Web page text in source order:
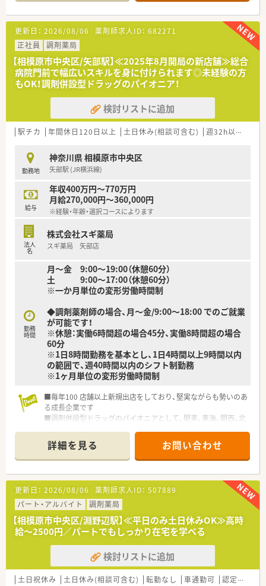
≪働きやすさ≫
■年間休日122日とワークライフバランスも安定！
エリアマネージャーやラウンダーがヘルプに入ることにより、
現場ではお休みが取りやすい体制となっています。
■産休・育休取得率100％！近年では男性薬剤師の育休取得実績
も増えています。
■育児短時間制度はお子様が4歳になるまで利用いただけ、子育
てしやすい職場環境を目指しています。
＊＊＊＊＊こんな方におすすめ＊＊＊＊＊
■総合病院門前、クリニック門前、在宅強化型など、様々な環境
で薬剤師としてのスキルを磨きたい方
■薬剤師は正社員1名とパート2名で構成されており、医療事務2
名を含めた5名体制で、1人あたり25枚程度の適切な枚数に対応
します。
【募集背景と求める人物像について】
■現在は60代のベテランスタッフが複数在籍しているため、将
来の店舗運営を見据えた世代交代を目的とした大切な募集とな
ります。
■かかりつけ薬剤師としての活動やトレーシングレポートの作
成に対して、前向きかつ意欲的に取り組める方を心より求めてい
ます。
■40代までの若手から中堅層を急募しており、これまでの経験
ます。
【法人特徴について】
■江戸時代から続く非常に長い歴史と伝統を誇っており、地域の
人々に寄り添う健康生活支援ステーションとして信頼を得てい
ます。
■秋田県と神奈川県を中心に店舗を展開しており、安定した経営
ます。
■全店舗共通の動画マニュアルや調剤機器を導入することで、業
人です。
【求人情報について】
450万円から600万円と、経験やスキルに応じて柔軟に決定しま
す。
■住宅手当や家族手当などの諸手当が充実しており、長く安心し
て働き続けられる福利厚生の制度がしっかりと整っている案件
です。
■昇給は年1回、賞与は年2回支給される実績があり、前職の経験
や地域体制加算の実績次第では管理薬剤師候補として優遇され
更新日： 2026/08/06 薬剤師求人ID： 682271
正社員
調剤薬局
【相模原市中央区/矢部駅】≪2025年8月開局の新店舗≫総合
病院門前で幅広いスキルを身に付けられます◎未経験の方
もOK！調剤併設型ドラッグのパイオニア！
検討リストに追加
駅チカ 年間休日120日以上 土日休み(相談可含む) 週32h以上
勤務地
神奈川県 相模原市中央区
矢部駅 (JR横浜線)
給与
年収400万円～770万円
月給270,000円～360,000円
※経験・年齢・選択コースによります
法人
名
株式会社スギ薬局
スギ薬局 矢部店
勤務
時間
月～金 9:00～19:00（休憩60分）
土 9:00～17:00（休憩60分）
※一か月単位の変形労働時間制
◆調剤薬剤師の場合、月～金/9:00～18:00 でのご就業
が可能です！
※休憩：実働6時間超の場合45分、実働8時間超の場合
60分
※1日8時間勤務を基本とし、1日4時間以上9時間以内
の範囲で、週40時間以内のシフト制勤務
※1ヶ月単位の変形労働時間制
■毎年100 店舗以上新規出店をしており、堅実ながらも勢いのあ
る成長企業です
■調剤併設型ドラッグのパイオニアとして、関東、東海、関西、北
■研修制度は様々なプランがあり、集合研修だけでなく任意で受
講可能な研修も幅広く用意されています
■店舗で活躍する従業員、社外で活躍する従業員、将来経営幹部
となる従業員など、薬剤師として様々な活躍ができるフィールド
を用意されています
■総合薬剤師・調剤薬剤師（土日休み・19時までの勤務）どちらか
の働き方を選択できます
■調剤併設型だけでなく「医療モール・クリニック併設店舗」「敷
地内薬局」「訪問調剤特化型店舗」など様々な店舗を運営してい
ます
■在宅医療にも積極的取り組んでおり「訪問調剤特化型店舗」を
50店舗以上、無菌調剤室は業界最多の51店舗設置しています
■「プラチナくるみん認定企業」「健康経営優良法人2023（大規模
法人部門）認定」等を取得し一人ひとりが働きやすい環境が整備
詳細を見る お問い合わせ
更新日： 2026/08/06 薬剤師求人ID： 507889
パート・アルバイト
調剤薬局
【相模原市中央区/淵野辺駅】≪平日のみ土日休みOK≫高時
給～2500円／パートでもしっかり在宅を学べる
検討リストに追加
土日祝休み 土日休み(相談可含む) 転勤なし 車通勤可 認定薬剤師取得支援あり